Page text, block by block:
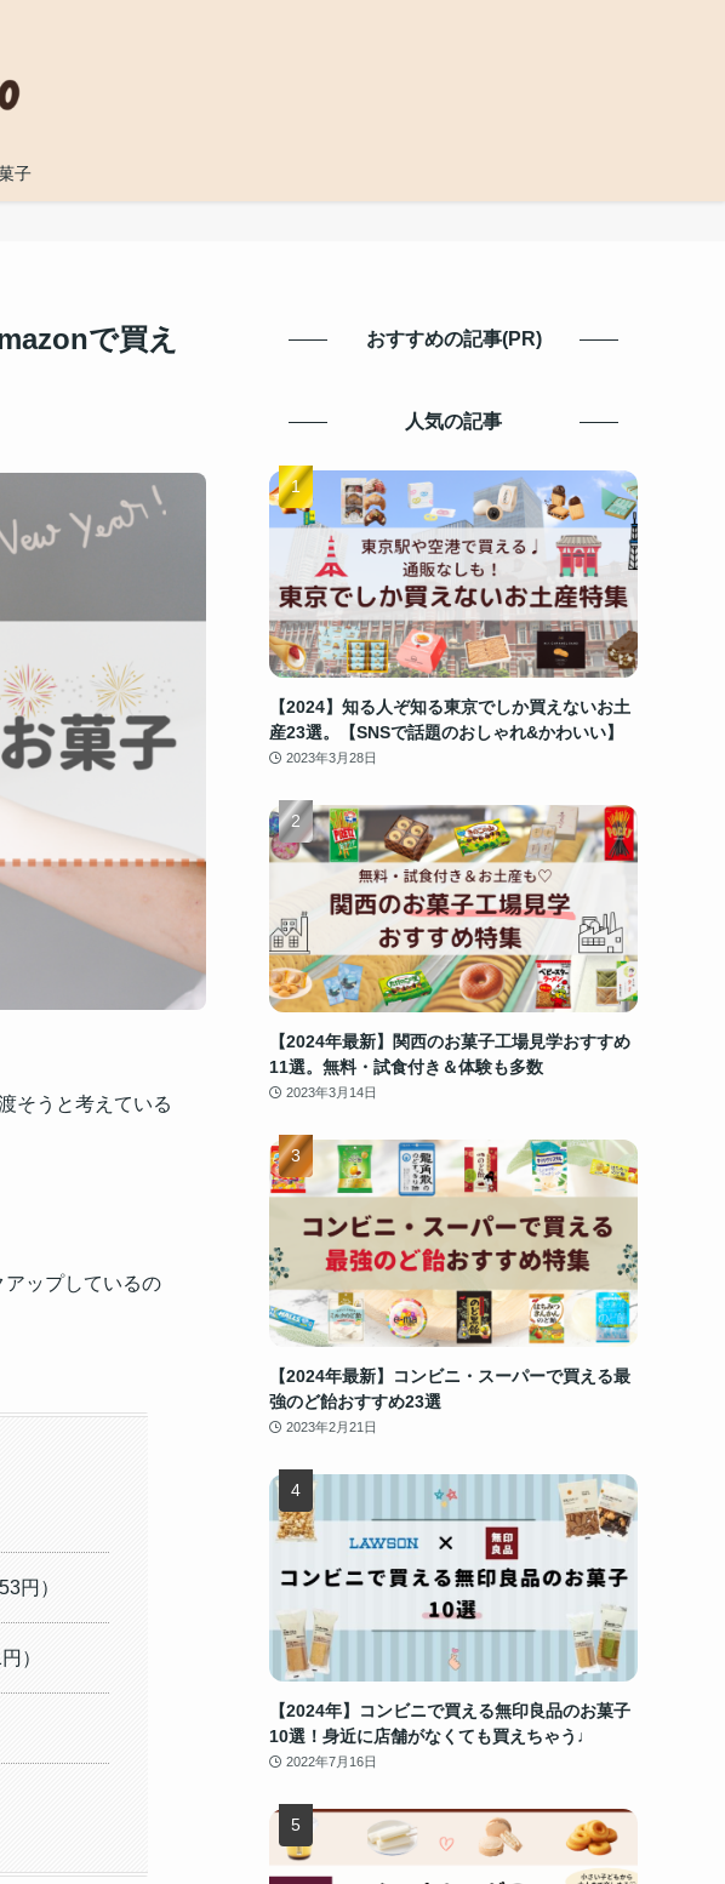
子
で買え
そうと考えている
アップしているの
円）
）
おすすめの記事(PR)
人気の記事
【2024】知る人ぞ知る東京でしか買えないお土
産23選。【SNSで話題のおしゃれ&かわいい】
2023年3月28日
【2024年最新】関西のお菓子工場見学おすすめ
11選。無料・試食付き＆体験も多数
2023年3月14日
【2024年最新】コンビニ・スーパーで買える最
強のど飴おすすめ23選
2023年2月21日
【2024年】コンビニで買える無印良品のお菓子
10選！身近に店舗がなくても買えちゃう♩
2022年7月16日